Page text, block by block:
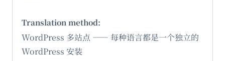
WordPress 多站点 —— 每种语言都是一个独立的
WordPress 安装